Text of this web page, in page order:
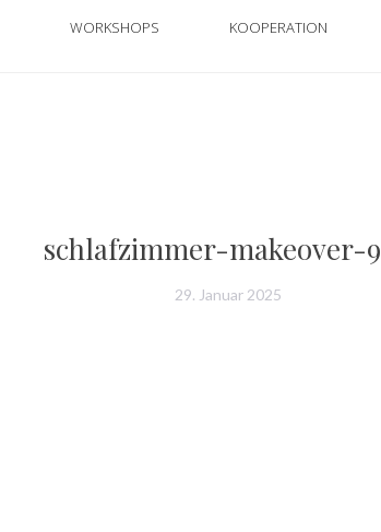
WORKSHOPS KOOPERATION
schlafzimmer-makeover-9
29. Januar 2025